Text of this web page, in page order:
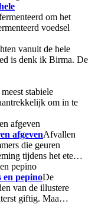
om het
voedsel
vanuit de hele
is denk ik Birma. De
stabiele
om in te
afgevenAfvallen
die geuren
tijdens het ete…
pepinoDe
van de illustere
giftig. Maa…